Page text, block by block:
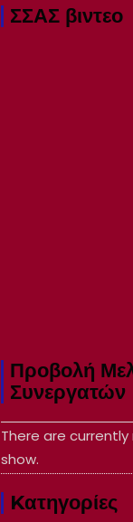
ΣΣΑΣ βιντεο
Προβολή
Συνεργατών
There are currently
show.
Kατηγορίες